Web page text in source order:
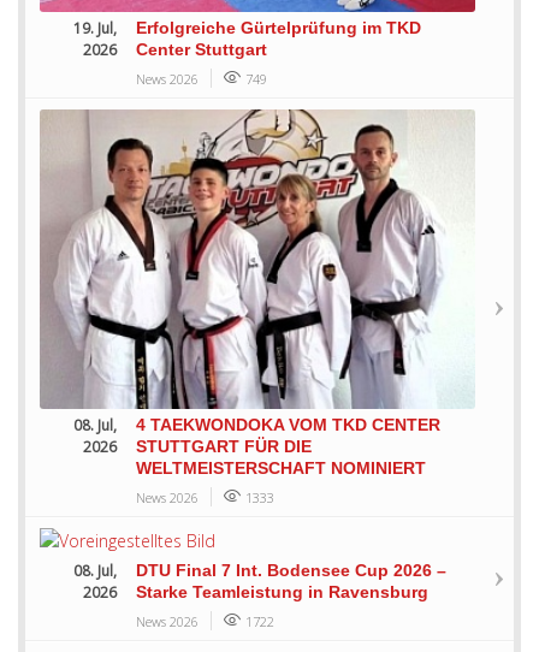
19. Jul,
2026
Erfolgreiche Gürtelprüfung im TKD
Center Stuttgart
News 2026 749
08. Jul,
2026
4 TAEKWONDOKA VOM TKD CENTER
STUTTGART FÜR DIE
WELTMEISTERSCHAFT NOMINIERT
News 2026 1333
08. Jul,
2026
DTU Final 7 Int. Bodensee Cup 2026 –
Starke Teamleistung in Ravensburg
News 2026 1722